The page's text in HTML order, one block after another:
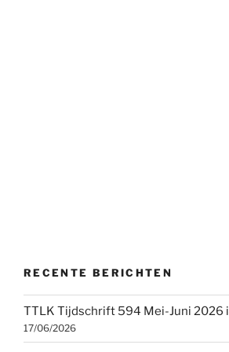
RECENTE BERICHTEN
TTLK Tijdschrift 594 Mei-Juni 2026
17/06/2026